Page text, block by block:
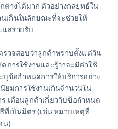
างได้มาก ตัวอย่างกลยุทธ์ใน
นเกินในลักษณะที่จะช่วยให้
แสรายรับ
รวจสอบว่าลูกค้าทราบตั้งแต่วัน
การใช้งานและรู้ว่าจะมีค่าใช้
บุข้อกําหนดการให้บริการอย่าง
ยมการใช้งานเกินจํานวนใน
เตือนลูกค้าเกี่ยวกับข้อกําหนด
ที่เป็นมิตร (เช่น หมายเหตุที่
น)